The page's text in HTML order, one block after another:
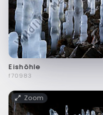
Eishöhle
f70983
Zoom